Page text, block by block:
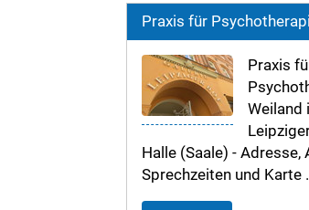
Praxis für
Praxis
Weiland
Halle (Saale) - Adresse,
Sprechzeiten und Karte